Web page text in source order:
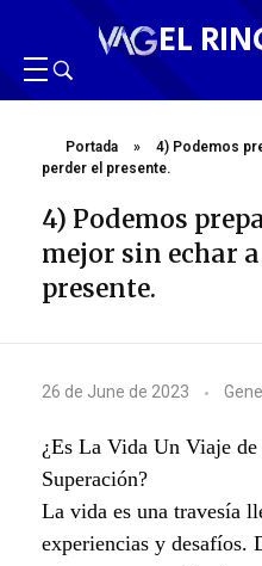
EL
Portada »
4) Podemos
perder el presente.
4) Podemos
mejor sin echar
presente.
4
)
P
o
26 de June de 2023
¿Es La Vida Un Viaje
Superación?
La vida es una travesía
experiencias y desafíos.